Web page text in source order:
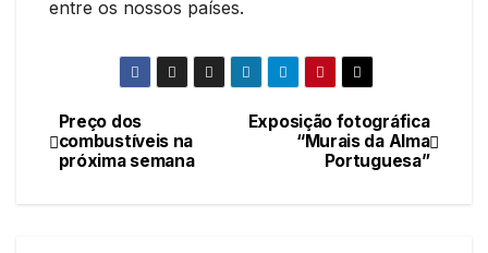
entre os nossos países.
Navegação
de
Exposição fotográfica
“Murais da Alma
Portuguesa”
Preço dos
combustíveis na
próxima semana